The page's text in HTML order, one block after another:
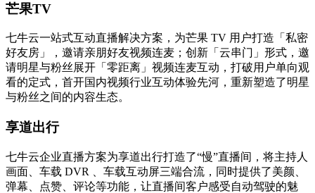
芒果TV
七牛云一站式互动直播解决方案，为芒果 TV 用户打造「私密
好友房」，邀请亲朋好友视频连麦；创新「云串门」形式，邀
请明星与粉丝展开「零距离」视频连麦互动，打破用户单向观
看的定式，首开国内视频行业互动体验先河，重新塑造了明星
与粉丝之间的内容生态。
享道出行
七牛云企业直播方案为享道出行打造了“慢”直播间，将主持人
画面、车载 DVR 、车载互动屏三端合流，同时提供了美颜、
弹幕、点赞、评论等功能，让直播间客户感受自动驾驶的魅